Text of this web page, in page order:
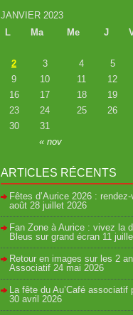
JANVIER 2023
L
Ma Me J
« nov
2
3 4 5
9
10 11 12
16
17 18 19
23
24 25 26
30
31
ARTICLES RÉCENTS
Fêtes d’Aurice 2026 :
août 28 juillet 2026
Fan Zone à Aurice : vivez la
Bleus sur grand écran 11
Retour en images sur les 2
Associatif 24 mai 2026
La fête du Au’Café associatif
30 avril 2026